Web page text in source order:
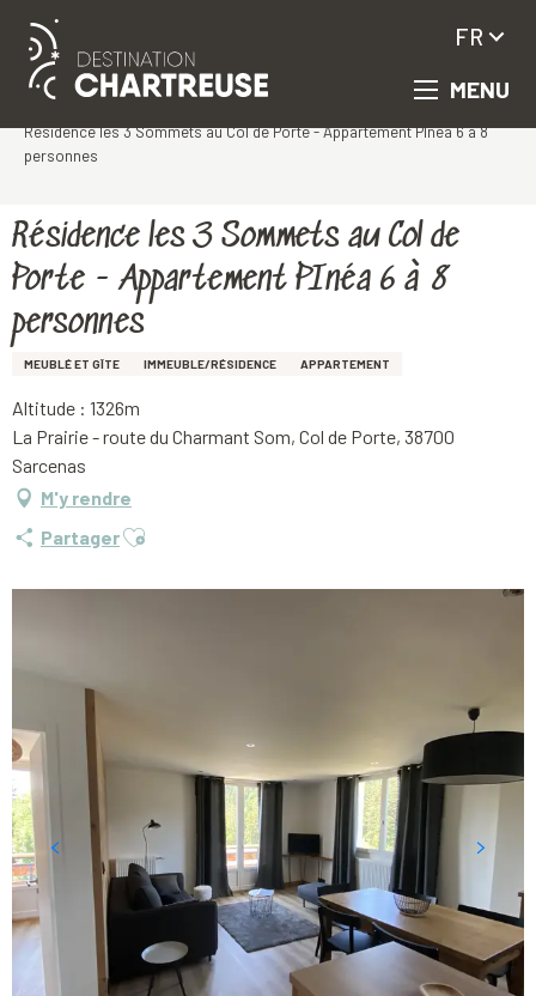
Aller
contenu
MENU
FR
Résidence les 3 Sommets au Col de Porte - Appartement PInéa 6 à 8
personnes
Résidence les 3 Sommets au Col de
Porte - Appartement PInéa 6 à 8
personnes
MEUBLÉ ET GÎTE IMMEUBLE/RÉSIDENCE APPARTEMENT
Altitude : 1326m
La Prairie - route du Charmant Som, Col de Porte, 38700
Sarcenas
M'y rendre
PartagerAjouter aux favoris